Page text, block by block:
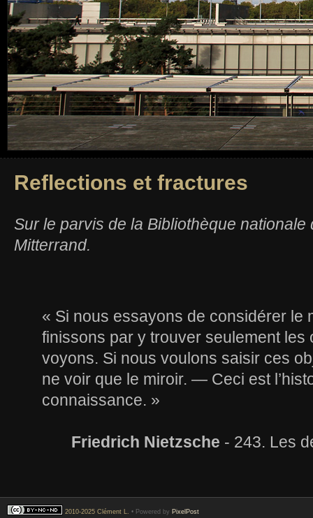
Reflections et fractures
Sur le parvis de la Bibliothèque
Mitterrand.
« Si nous essayons de considérer le
finissons par y trouver seulement les
voyons. Si nous voulons saisir ces
ne voir que le miroir. — Ceci est
connaissance. »
Friedrich Nietzsche - 243. Les
2010-2025 Clément L. • Powered by PixelPost